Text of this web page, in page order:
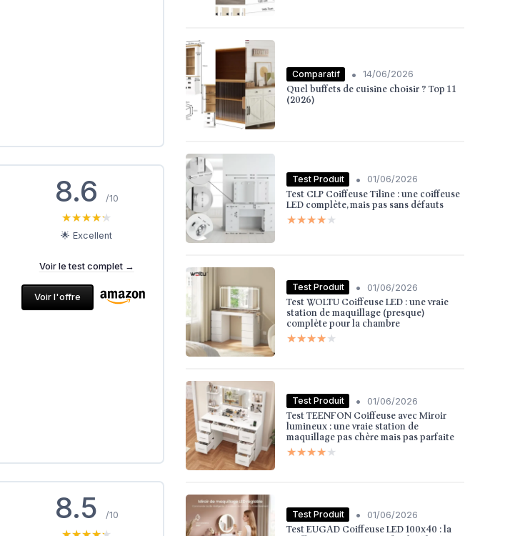
8.6 /10
★★★★★
★★★★★
🌟 Excellent
Voir le test complet →
Voir l'offre
8.5 /10
Comparatif • 14/06/2026
Quel buffets de cuisine choisir ? Top 11
(2026)
Test Produit • 01/06/2026
Test CLP Coiffeuse Tiline : une coiffeuse
LED complète, mais pas sans défauts
★★★★★
★★★★★
Test Produit • 01/06/2026
Test WOLTU Coiffeuse LED : une vraie
station de maquillage (presque)
complète pour la chambre
★★★★★
★★★★★
Test Produit • 01/06/2026
Test TEENFON Coiffeuse avec Miroir
lumineux : une vraie station de
maquillage pas chère mais pas parfaite
★★★★★
★★★★★
Test Produit • 01/06/2026
Test EUGAD Coiffeuse LED 100x40 : la